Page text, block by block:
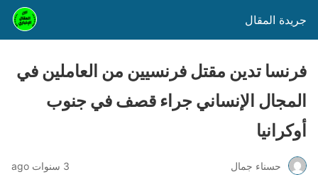
جريدة المقال
فرنسا تدين مقتل فرنسيين من العاملين في
المجال الإنساني جراء قصف في جنوب
أوكرانيا
حسناء جمال 3 سنوات ago